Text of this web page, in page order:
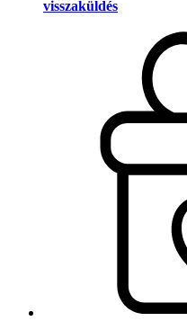
visszaküldés